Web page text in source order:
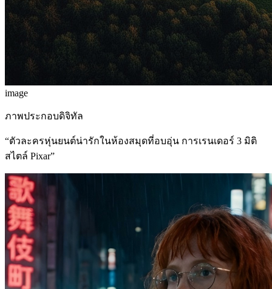
image
ภาพประกอบดิจิทัล
“ตัวละครหุ่นยนต์น่ารักในห้องสมุดที่อบอุ่น การเรนเดอร์ 3 มิติ
สไตล์ Pixar”